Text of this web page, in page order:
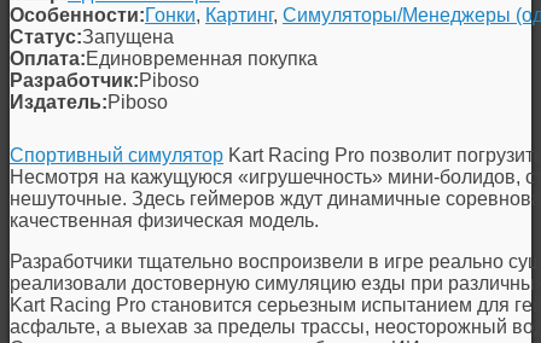
Особенности:Гонки, Картинг, Симуляторы/Менеджеры
Статус:Запущена
Оплата:Единовременная покупка
Разработчик:Piboso
Издатель:Piboso
Спортивный симулятор Kart Racing Pro позволит
Несмотря на кажущуюся «игрушечность» мини-болидов,
нешуточные. Здесь геймеров ждут динамичные
качественная физическая модель.
Разработчики тщательно воспроизвели в игре реально
реализовали достоверную симуляцию езды при
Kart Racing Pro становится серьезным испытанием для
асфальте, а выехав за пределы трассы, неосторожный